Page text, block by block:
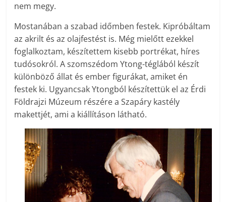
nem megy.
Mostanában a szabad időmben festek. Kipróbáltam
az akrilt és az olajfestést is. Még mielőtt ezekkel
foglalkoztam, készítettem kisebb portrékat, híres
tudósokról. A szomszédom Ytong-téglából készít
különböző állat és ember figurákat, amiket én
festek ki. Ugyancsak Ytongból készítettük el az Érdi
Földrajzi Múzeum részére a Szapáry kastély
makettjét, ami a kiállításon látható.